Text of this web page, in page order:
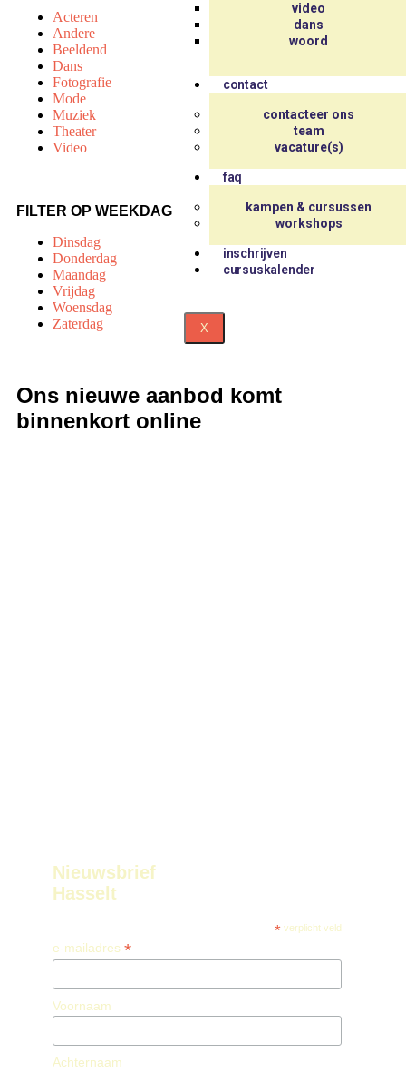
video
dans
woord
contact
contacteer ons
team
vacature(s)
faq
kampen & cursussen
workshops
inschrijven
cursuskalender
X
Acteren
Andere
Beeldend
Dans
Fotografie
Mode
Muziek
Theater
Video
FILTER OP WEEKDAG
Dinsdag
Donderdag
Maandag
Vrijdag
Woensdag
Zaterdag
Ons nieuwe aanbod komt
binnenkort online
Nieuwsbrief
Hasselt
*verplicht veld
e-mailadres *
Voornaam
Achternaam